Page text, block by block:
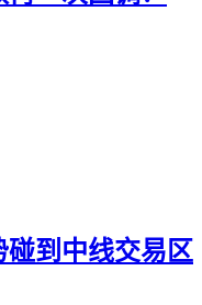
到中线交易区